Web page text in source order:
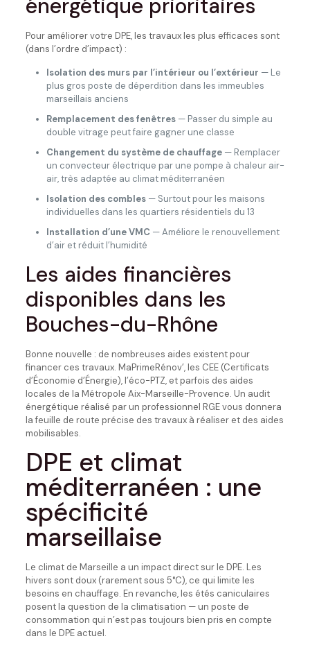
énergétique prioritaires
Pour améliorer votre DPE, les travaux les plus efficaces sont
(dans l’ordre d’impact) :
Isolation des murs par l’intérieur ou l’extérieur — Le
plus gros poste de déperdition dans les immeubles
marseillais anciens
Remplacement des fenêtres— Passer du simple au
double vitrage peut faire gagner une classe
Changement du système de chauffage— Remplacer
un convecteur électrique par une pompe à chaleur air-
air, très adaptée au climat méditerranéen
Isolation des combles— Surtout pour les maisons
individuelles dans les quartiers résidentiels du 13
Installation d’une VMC— Améliore le renouvellement
d’air et réduit l’humidité
Les aides financières
disponibles dans les
Bouches-du-Rhône
Bonne nouvelle : de nombreuses aides existent pour
financer ces travaux. MaPrimeRénov’, les CEE (Certificats
d’Économie d’Énergie), l’éco-PTZ, et parfois des aides
locales de la Métropole Aix-Marseille-Provence. Un audit
énergétique réalisé par un professionnel RGE vous donnera
la feuille de route précise des travaux à réaliser et des aides
mobilisables.
DPE et climat
méditerranéen : une
spécificité
marseillaise
Le climat de Marseille a un impact direct sur le DPE. Les
hivers sont doux (rarement sous 5°C), ce qui limite les
besoins en chauffage. En revanche, les étés caniculaires
posent la question de la climatisation — un poste de
consommation qui n’est pas toujours bien pris en compte
dans le DPE actuel.